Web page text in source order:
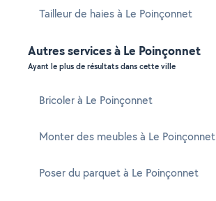
Tailleur de haies à Le Poinçonnet
Autres services à Le Poinçonnet
Ayant le plus de résultats dans cette ville
Bricoler à Le Poinçonnet
Monter des meubles à Le Poinçonnet
Poser du parquet à Le Poinçonnet